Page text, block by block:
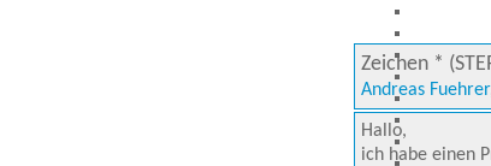
Zeichen *
Andreas Fuehrer
Hallo,
ich habe einen